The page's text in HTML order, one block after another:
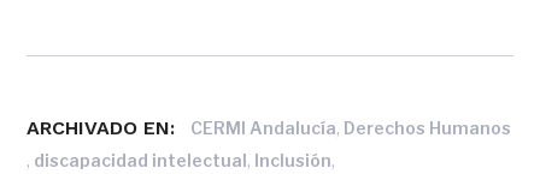
ARCHIVADO EN: CERMI Andalucía, Derechos Humanos
, discapacidad intelectual, Inclusión,